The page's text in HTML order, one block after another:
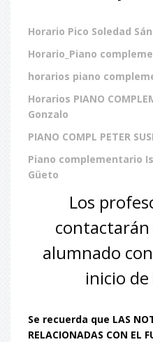
Horario Pico Soledad
Horario_Piano
horarios piano
Horarios PIANO
Gonzalo
PIANO COMPL PETER
Piano complementario
Güeto
Los
alumnado
inicio de
Se recuerda que LAS
RELACIONADAS CON EL